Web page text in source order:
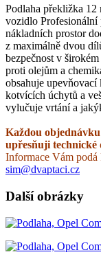
Podlaha překližka 12
vozidlo Profesionální
nákladních prostor
z maximálně dvou
bezpečnost v
proti olejům a
obsahuje
kotvících úchytů a
vylučuje vrtání a
Každou
upřesňuji technické
Informace Vám
sim@dvaptaci.cz
Další obrázky